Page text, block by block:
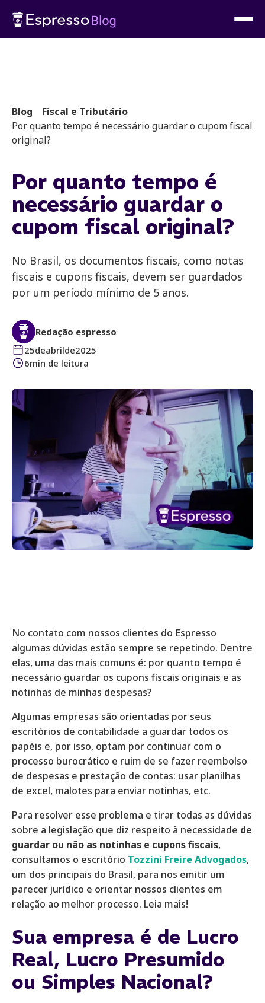
Blog
Fiscal e Tributário
Por quanto tempo é necessário guardar o cupom fiscal
original?
Por quanto tempo é
necessário guardar o
cupom fiscal original?
No Brasil, os documentos fiscais, como notas
fiscais e cupons fiscais, devem ser guardados
por um período mínimo de 5 anos.
Redação espresso
25deabrilde2025
6min de leitura
No contato com nossos clientes do Espresso
algumas dúvidas estão sempre se repetindo. Dentre
elas, uma das mais comuns é: por quanto tempo é
necessário guardar os cupons fiscais originais e as
notinhas de minhas despesas?
Algumas empresas são orientadas por seus
escritórios de contabilidade a guardar todos os
papéis e, por isso, optam por continuar com o
processo burocrático e ruim de se fazer reembolso
de despesas e prestação de contas: usar planilhas
de excel, malotes para enviar notinhas, etc.
Para resolver esse problema e tirar todas as dúvidas
sobre a legislação que diz respeito à necessidade de
guardar ou não as notinhas e cupons fiscais,
consultamos o escritório Tozzini Freire Advogados,
um dos principais do Brasil, para nos emitir um
parecer jurídico e orientar nossos clientes em
relação ao melhor processo. Leia mais!
Sua empresa é de Lucro
Real, Lucro Presumido
ou Simples Nacional?